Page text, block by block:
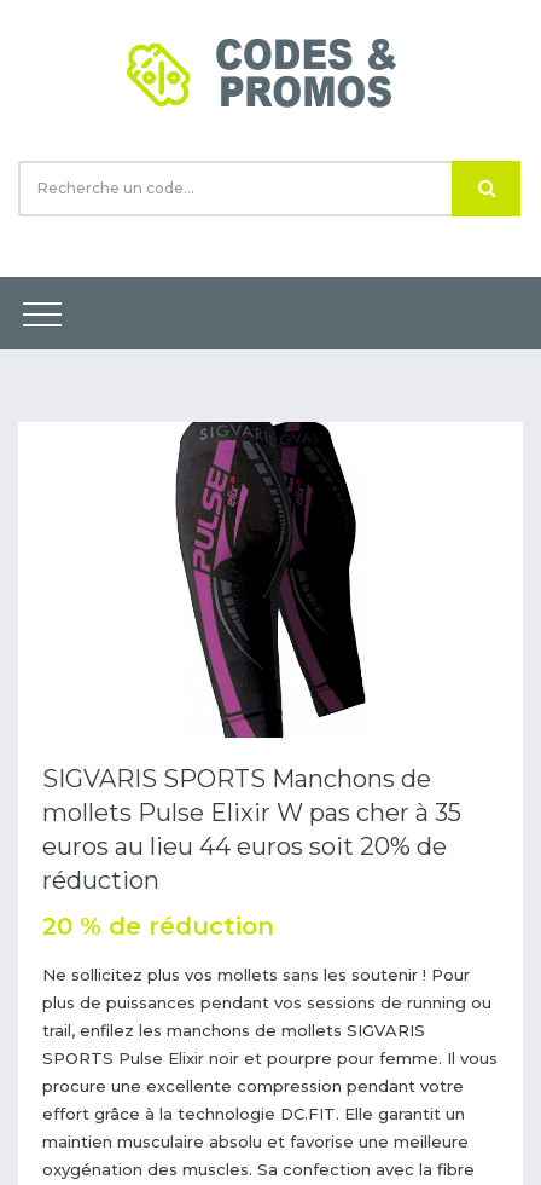
SIGVARIS SPORTS Manchons de
mollets Pulse Elixir W pas cher à 35
euros au lieu 44 euros soit 20% de
réduction
20 % de réduction
Ne sollicitez plus vos mollets sans les soutenir ! Pour
plus de puissances pendant vos sessions de running ou
trail, enfilez les manchons de mollets SIGVARIS
SPORTS Pulse Elixir noir et pourpre pour femme. Il vous
procure une excellente compression pendant votre
effort grâce à la technologie DC.FIT. Elle garantit un
maintien musculaire absolu et favorise une meilleure
oxygénation des muscles. Sa confection avec la fibre